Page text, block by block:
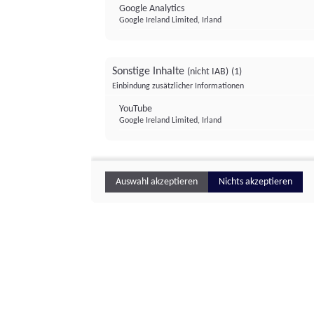
Google Analytics
Google Ireland Limited, Irland
Sonstige Inhalte (nicht IAB) (1)
Einbindung zusätzlicher Informationen
YouTube
Google Ireland Limited, Irland
Auswahl akzeptieren Nichts akzeptieren